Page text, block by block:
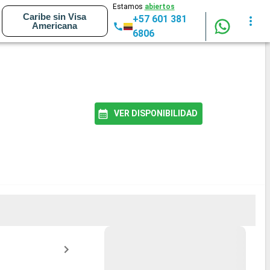
Caribe sin Visa
Americana
Estamos abiertos
+57 601 381
6806
VER DISPONIBILIDAD